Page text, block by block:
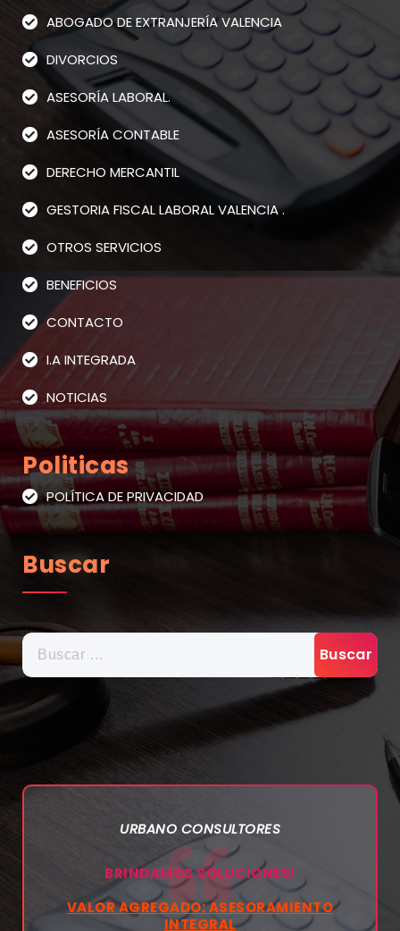
ABOGADO DE EXTRANJERÍA VALENCIA
DIVORCIOS
ASESORÍA LABORAL.
ASESORÍA CONTABLE
DERECHO MERCANTIL
GESTORIA FISCAL LABORAL VALENCIA .
OTROS SERVICIOS
BENEFICIOS
CONTACTO
I.A INTEGRADA
NOTICIAS
Politicas
POLÍTICA DE PRIVACIDAD
Buscar
BUSCAR:
URBANO CONSULTORES
BRINDAMOS SOLUCIONES!
VALOR AGREGADO: ASESORAMIENTO
INTEGRAL